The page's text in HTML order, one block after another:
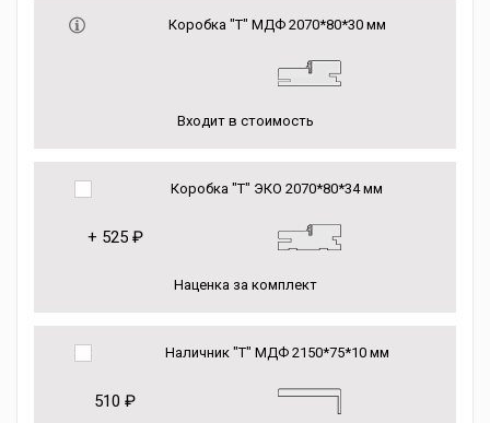
Коробка "Т" МДФ 2070*80*30 мм
Входит в стоимость
Коробка "Т" ЭКО 2070*80*34 мм
+ 525 ₽
Наценка за комплект
Наличник "Т" МДФ 2150*75*10 мм
510 ₽